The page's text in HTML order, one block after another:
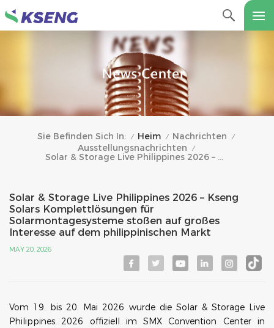
Sie Befinden Sich In: / Heim / Nachrichten /
Ausstellungsnachrichten /
Solar & Storage Live Philippines 2026 – Kseng Solars Komplettlösungen Für Solarmontagesysteme Stoßen Auf Großes Interesse Auf Dem Philippinischen Markt
Solar & Storage Live Philippines 2026 – Kseng
Solars Komplettlösungen für
Solarmontagesysteme stoßen auf großes
Interesse auf dem philippinischen Markt
MAY 20, 2026
Vom 19. bis 20. Mai 2026 wurde die Solar & Storage Live
Philippines 2026 offiziell im SMX Convention Center in